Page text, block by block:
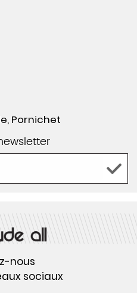
Pornichet
nous
sociaux